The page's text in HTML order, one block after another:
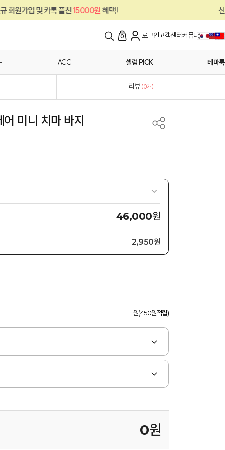
톡 플친15000원혜택! 신규 회원가입 및
0 로그인고객센터커뮤니티
ACC 셀럽 PICK 테마룩
리뷰 (0개)
미니 치마 바지
46,000원
2,950원
원(450원적립)
0원